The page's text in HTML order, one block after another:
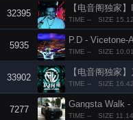
32395
【电音阁独家
TIME -- SIZE
5935
P.D - Vicetone-
TIME -- SIZE
33902
【电音阁独家
TIME -- SIZE
7277
Gangsta Walk -
TIME -- SIZE